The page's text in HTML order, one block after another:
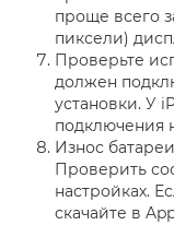
проще всего
пиксели)
Проверьте
должен
установки. У
подключения
Износ
Проверить
настройках.
скачайте в